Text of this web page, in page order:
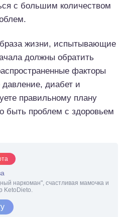
с большим количеством
жизни, испытывающие
должны обратить
факторы
давление, диабет и
правильному плану
быть проблем с здоровьем
наркоман", счастливая мамочка и
KetoDieto.